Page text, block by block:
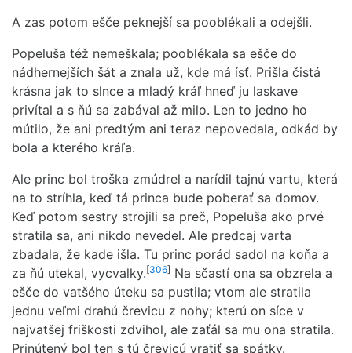
A zas potom ešče peknejší sa pooblékali a odejšli.
Popeluša též nemeškala; pooblékala sa ešče do
nádhernejších šát a znala už, kde má ísť. Prišla čistá
krásna jak to slnce a mladý kráľ hneď ju laskave
privítal a s ňú sa zabával až milo. Len to jedno ho
mútilo, že ani predtým ani teraz nepovedala, odkád by
bola a kterého kráľa.
Ale princ bol troška zmúdrel a narídil tajnú vartu, která
na to stríhla, keď tá princa bude poberať sa domov.
Keď potom sestry strojili sa preč, Popeluša ako prvé
stratila sa, ani nikdo nevedel. Ale predcaj varta
zbadala, že kade išla. Tu princ porád sadol na koňa a
za ňú utekal, vycvalky.[306] Na sčastí ona sa obzrela a
ešče do vatšého úteku sa pustila; vtom ale stratila
jednu veľmi drahú črevicu z nohy; kterú on síce v
najvatšej friškosti zdvihol, ale zaťál sa mu ona stratila.
Prinútený bol ten s tú črevicú vratiť sa spátky.